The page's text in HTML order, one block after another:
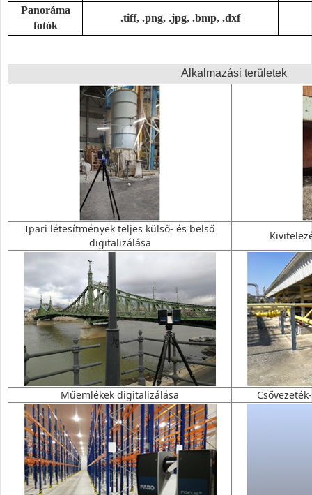
Panoráma
fotók
.tiff, .png, .jpg, .bmp, .dxf
Alkalmazási területek
Ipari létesítmények teljes külső- és belső
digitalizálása
Műemlékek digitalizálása